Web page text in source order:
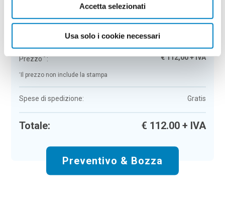
Accetta selezionati
Usa solo i cookie necessari
Penna a sfera touch Nisha
Prezzo*: €112,00+ IVA
* Il prezzo non include la stampa
Spese di spedizione: Gratis
Totale: € 112.00+ IVA
Preventivo & Bozza